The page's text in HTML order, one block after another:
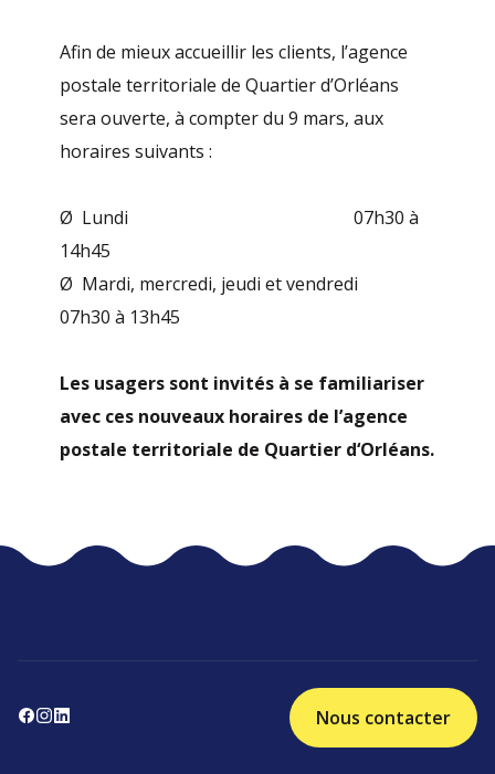
Afin de mieux accueillir les clients, l’agence
postale territoriale de Quartier d’Orléans
sera ouverte, à compter du 9 mars, aux
horaires suivants :
Ø Lundi 07h30 à
14h45
Ø Mardi, mercredi, jeudi et vendredi
07h30 à 13h45
Les usagers sont invités à se familiariser
avec ces nouveaux horaires de l’agence
postale territoriale de Quartier d‘Orléans.
Nous contacter